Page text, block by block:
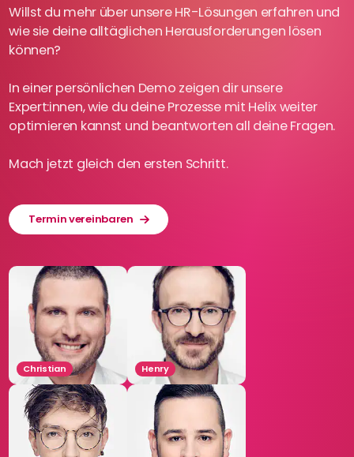
Willst du mehr über unsere HR-Lösungen erfahren und
wie sie deine alltäglichen Herausforderungen lösen
können?
In einer persönlichen Demo zeigen dir unsere
Expert:innen, wie du deine Prozesse mit Helix weiter
optimieren kannst und beantworten all deine Fragen.
Mach jetzt gleich den ersten Schritt.
Termin vereinbaren
Christian Henry